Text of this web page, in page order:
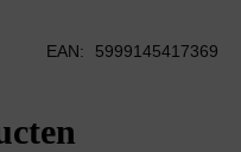
EAN: 5999145417369